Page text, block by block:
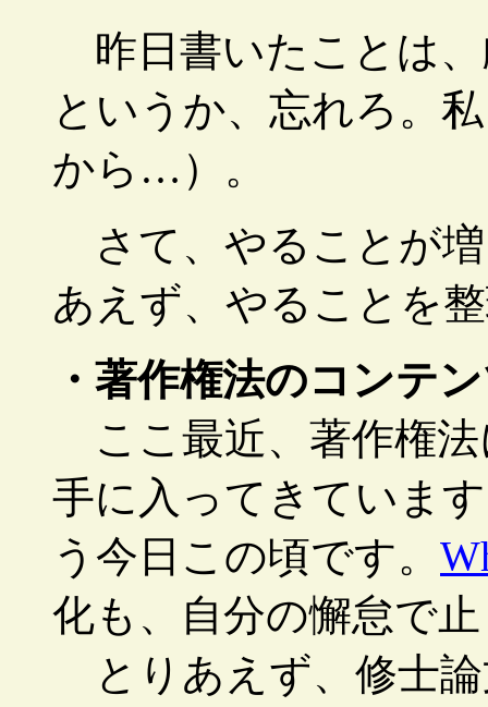
昨日書いたことは
というか、忘れろ。
から…）。
さて、やることが
あえず、やることを
・著作権法のコンテ
ここ最近、著作権法
手に入ってきていま
う今日この頃です。
化も、自分の懈怠で
とりあえず、修士